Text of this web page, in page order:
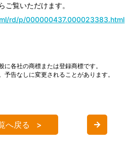
ご覧いただけます。
rd/p/000000437.000023383.html
各社の商標または登録商標です。
告なしに変更されることがあります。
へ戻る